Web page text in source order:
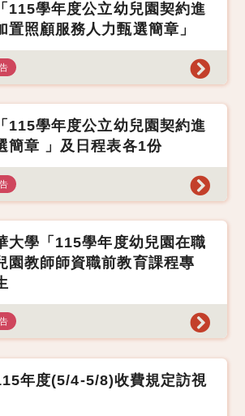
115學年度公立幼兒園契約進
置照顧服務人力甄選簡章」
115學年度公立幼兒園契約進
簡章 」及日程表各1份
大學「115學年度幼兒園在職
園教師師資職前教育課程專
年度(5/4-5/8)收費規定訪視